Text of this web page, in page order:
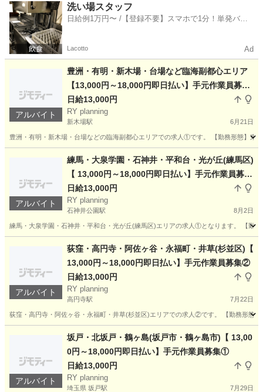
神奈川 厚木市 本厚木駅 その他
洗い場スタッフ
日給例1万円〜 /【登録不要】スマホで1分！単発バイ
Lacotto Ad
アルバイト
豊洲・有明・新木場・台場など臨海副都心エリア
【13,000円～18,000円即日払い】手元作業員募集
①
日給13,000円
RY planning
新木場駅 6月21日
豊洲・有明・新木場・台場などの臨海副都心エリアでの求人①です。 【勤務形態】東
新木場駅 その他 職長
アルバイト
練馬・大泉学園・石神井・平和台・光が丘(練馬区)
【 13,000円～18,000円即日払い】手元作業員募集
①
日給13,000円
RY planning
石神井公園駅 8月2日
練馬・大泉学園・石神井・平和台・光が丘(練馬区)エリアの求人①となります。 【勤
石神井公園駅 その他
アルバイト
荻窪・高円寺・阿佐ヶ谷・永福町・井草(杉並区)【
13,000円～18,000円即日払い】手元作業員募集②
日給13,000円
RY planning
高円寺駅 7月22日
荻窪・高円寺・阿佐ヶ谷・永福町・井草(杉並区)エリアでの求人②です。 【勤務形態
高円寺駅 その他 職長
アルバイト
坂戸・北坂戸・鶴ヶ島(坂戸市・鶴ヶ島市)【 13,00
0円～18,000円即日払い】手元作業員募集①
日給13,000円
RY planning
埼玉県 坂戸駅 7月29日